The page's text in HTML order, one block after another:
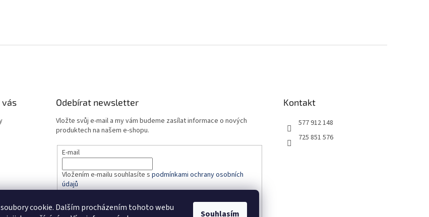
cookie. Dalším procházením tohoto webu
Souhlasím
vás Odebírat newsletter
Vložte svůj e-mail a my vám budeme zasílat informace o nových
produktech na našem e-shopu.
E-mail
Vložením e-mailu souhlasíte s podmínkami ochrany osobních
údajů
PŘIHLÁSIT SE
Kontakt
577 912 148
725 851 576